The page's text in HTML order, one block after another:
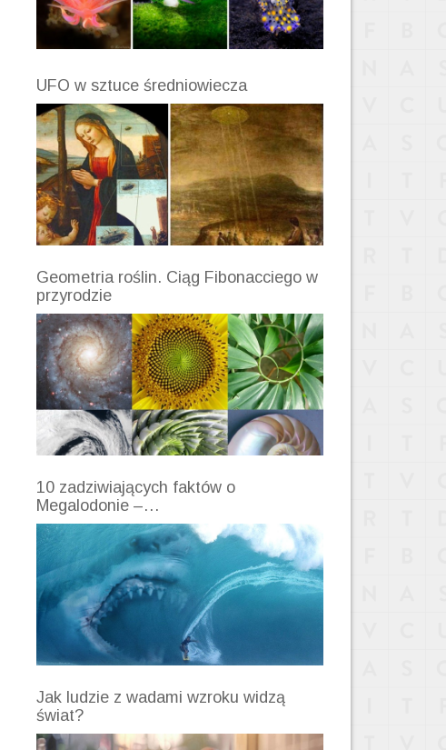
UFO w sztuce średniowiecza
Geometria roślin. Ciąg Fibonacciego w
przyrodzie
10 zadziwiających faktów o
Megalodonie –…
Jak ludzie z wadami wzroku widzą
świat?